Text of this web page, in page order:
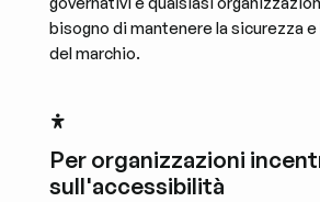
bisogno di mantenere la sicurezza
del marchio.
Per organizzazioni
sull'accessibilità